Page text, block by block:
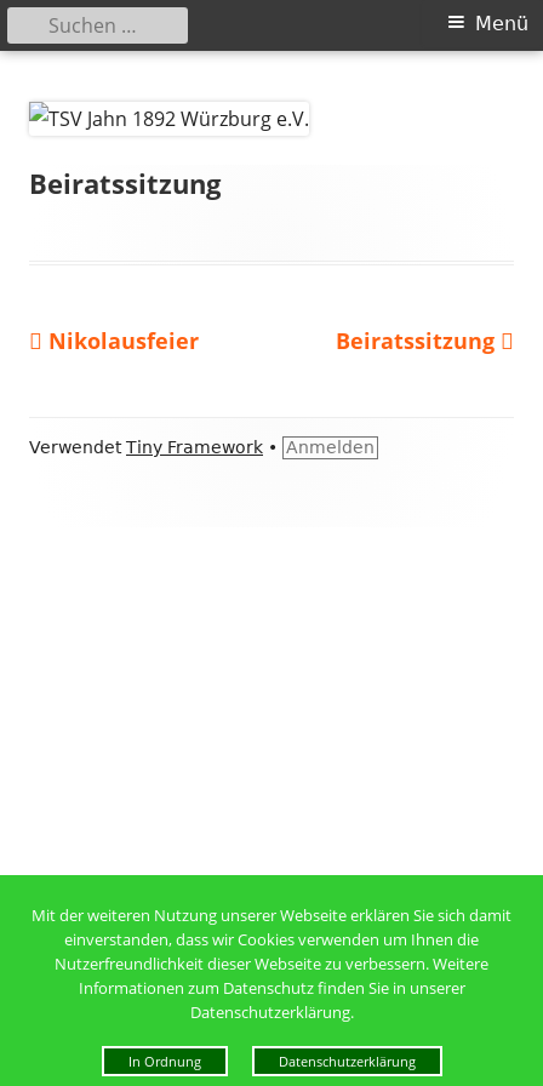
zum
Primäres
Menü
Suchen
nach:
Beiratssitzung
Beitragsnavigation
Vorheriger
Nikolausfeier
Nächster
Beiratssitzung
Footer
VerwendetTiny Framework • Anmelden
Mit der weiteren Nutzung unserer Webseite erklären Sie sich damit
einverstanden, dass wir Cookies verwenden um Ihnen die
Nutzerfreundlichkeit dieser Webseite zu verbessern. Weitere
Informationen zum Datenschutz finden Sie in unserer
Datenschutzerklärung.
In Ordnung Datenschutzerklärung
Mehr über Cookies erfahren